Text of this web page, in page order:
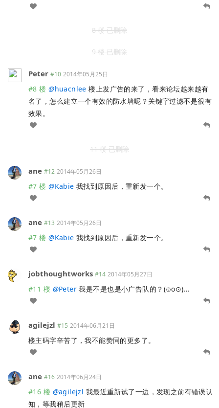
8 楼 已删除
9 楼 已删除
Peter #10 2014年05月25日
#8 楼 @huacnlee 楼上发广告的来了，看来论坛越来越有
名了，怎么建立一个有效的防水墙呢？关键字过滤不是很有
效果。
11 楼 已删除
ane #12 2014年05月26日
#7 楼 @Kabie 我找到原因后，重新发一个。
ane #13 2014年05月26日
#7 楼 @Kabie 我找到原因后，重新发一个。
jobthoughtworks #14 2014年05月27日
#11 楼 @Peter 我是不是也是小广告队的？(⊙o⊙)…
agilejzl #15 2014年06月21日
楼主码字辛苦了，我不能赞同的更多了。
ane #16 2014年06月24日
#16 楼 @agilejzl 我最近重新试了一边，发现之前有错误认
知，等我稍后更新